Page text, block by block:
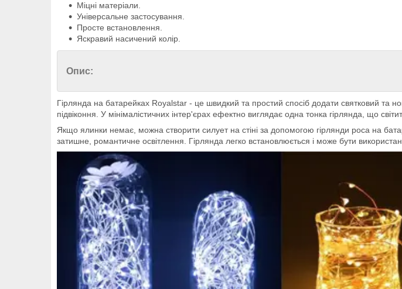
Міцні матеріали.
Універсальне застосування.
Просте встановлення.
Яскравий насичений колір.
Опис:
Гірлянда на батарейках Royalstar - це швидкий та простий спосіб додати святковий та
підвіконня. У мінімалістичних інтер'єрах ефектно виглядає одна тонка гірлянда, що
Якщо ялинки немає, можна створити силует на стіні за допомогою гірлянди роса на
затишне, романтичне освітлення. Гірлянда легко встановлюється і може бути